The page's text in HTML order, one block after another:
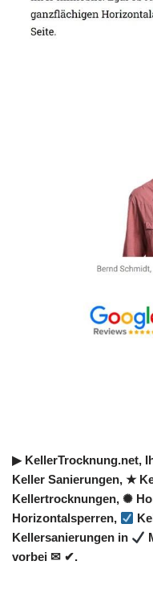
▶︎ KellerTrocknung.net,
Keller Sanierungen, ★
Kellertrocknungen, ✺
Horizontalsperren,
Kellersanierungen in
vorbei ✉ ✔.